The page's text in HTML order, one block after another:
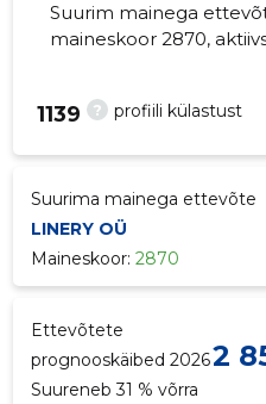
Suurim mainega
maineskoor 2870,
? profiili külastust
1139
Suurima mainega ettevõte
LINERY OÜ
Maineskoor:2870
Ettevõtete
prognooskäibed 20262
Suureneb 31 % võrra